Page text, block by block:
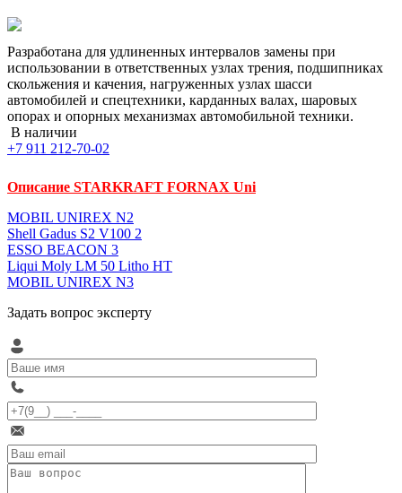
Разработана для удлиненных интервалов замены при
использовании в ответственных узлах трения, подшипниках
скольжения и качения, нагруженных узлах шасси
автомобилей и спецтехники, карданных валах, шаровых
опорах и опорных механизмах автомобильной техники.
В наличии
+7 911 212-70-02
Описание STARKRAFT FORNAX Uni
MOBIL UNIREX N2
Shell Gadus S2 V100 2
ESSO BEACON 3
Liqui Moly LM 50 Litho HT
MOBIL UNIREX N3
Задать вопрос эксперту